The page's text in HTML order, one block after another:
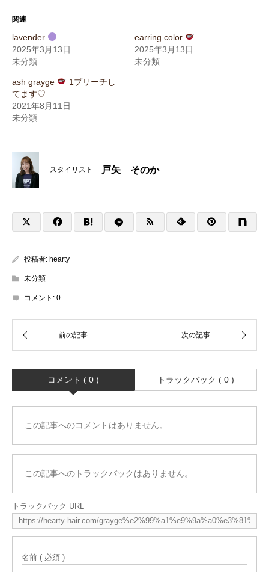
関連
lavender
2025年3月13日
未分類
earring color
2025年3月13日
未分類
ash grayge
1ブリーチし
てます♡
2021年8月11日
未分類
スタイリスト 戸矢 そのか
投稿者: hearty
未分類
コメント: 0
コメント ( 0 ) トラックバック ( 0 )
この記事へのコメントはありません。
この記事へのトラックバックはありません。
トラックバック URL
名前 ( 必須 )